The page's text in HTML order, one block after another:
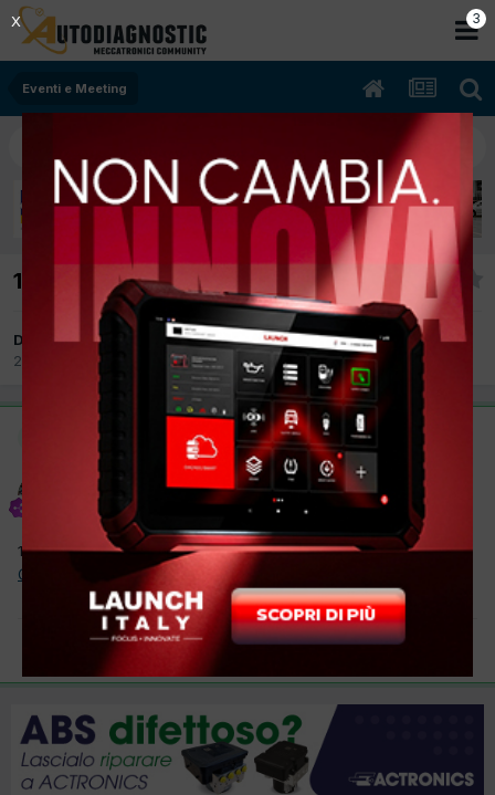
Eventi e Meeting
10 anni di Autodiagnostic
Da car elettronic
20 Settembre 2017
Eventi e Meeting
Questo è un messaggio popolare.
car elettronic
Inviato20 Settembre 2017
10 anni di autodiagnostic e nessuno se ne ê accorto
Grazie
@PHOENIX
10
2
X